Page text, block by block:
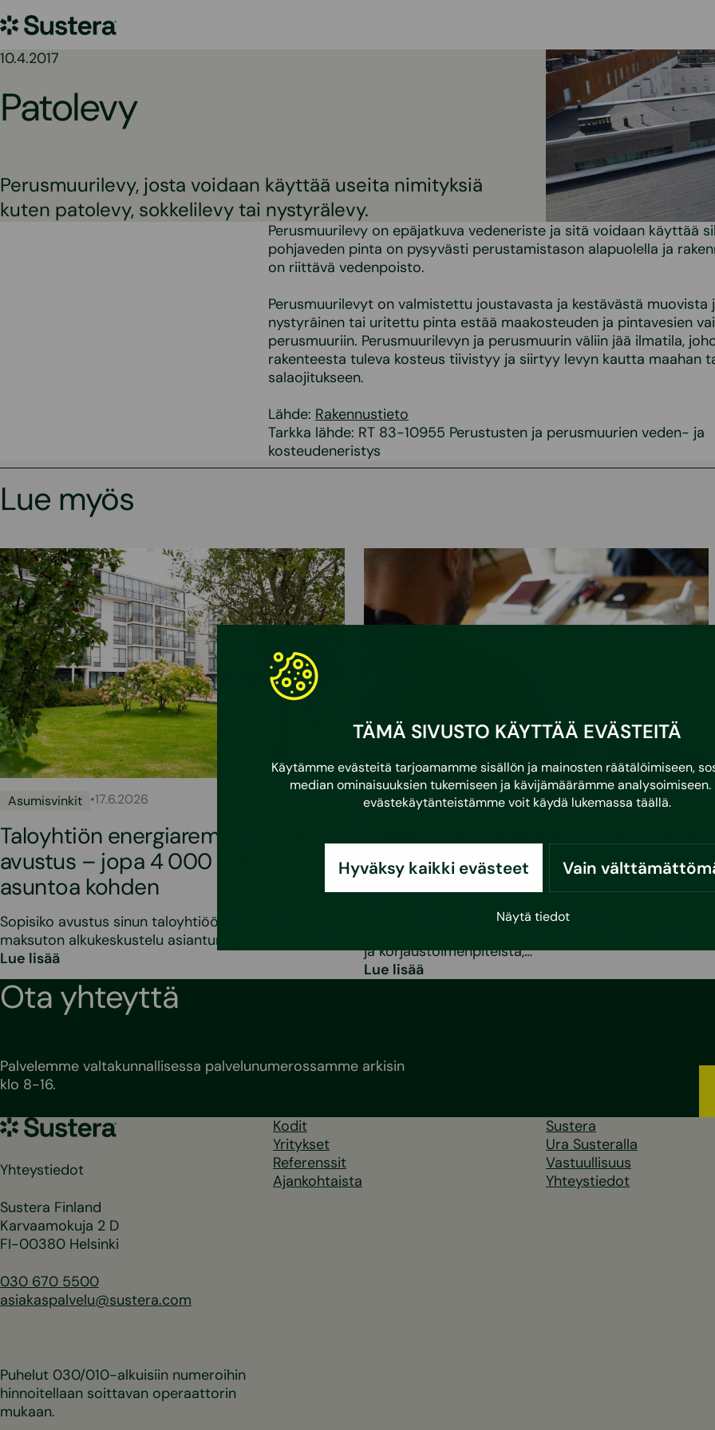
TÄMÄ SIVUSTO KÄYTTÄÄ EVÄSTEITÄ
Käytämme evästeitä tarjoamamme sisällön ja mainosten räätälöimiseen,
median ominaisuuksien tukemiseen ja kävijämäärämme analysoimiseen.
evästekäytänteistämme voit käydä lukemassa täällä.
Hyväksy kaikki evästeet Vain
Näytä tiedot
sisältöön
Sustera
10.4.2017
Patolevy
Perusmuurilevy, josta voidaan käyttää useita nimityksiä
kuten patolevy, sokkelilevy tai nystyrälevy.
Perusmuurilevy on epäjatkuva vedeneriste ja sitä voidaan käyttää
pohjaveden pinta on pysyvästi perustamistason alapuolella ja
on riittävä vedenpoisto.
Perusmuurilevyt on valmistettu joustavasta ja kestävästä muovista
nystyräinen tai uritettu pinta estää maakosteuden ja pintavesien
perusmuuriin. Perusmuurilevyn ja perusmuurin väliin jää ilmatila,
rakenteesta tuleva kosteus tiivistyy ja siirtyy levyn kautta maahan
salaojitukseen.
Lähde: Rakennustieto
Tarkka lähde: RT 83-10955 Perustusten ja perusmuurien veden- ja
kosteudeneristys
Lue myös
Asumisvinkit •17.6.2026
Taloyhtiön energiaremonttiin uusi
avustus – jopa 4 000 euroa
asuntoa kohden
Sopisiko avustus sinun taloyhtiöösi? Varaa
maksuton alkukeskustelu asiantuntijamme kanssa!
Lue lisää
Asumisvinkit •3.3.2026
Kunnossapitotarveselvitys ja usein
kysytyt kysymykset
Mikä on kunnossapitotarveselvitys?
Kunnossapitotarveselvityksellä tarkoitetaan
ja korjaustoimenpiteistä,…
Lue lisää
Ota yhteyttä
Palvelemme valtakunnallisessa palvelunumerossamme arkisin
klo 8-16.
Sustera
Yhteystiedot
Sustera Finland
Karvaamokuja 2 D
FI-00380 Helsinki
030 670 5500
asiakaspalvelu@sustera.com
Puhelut 030/010-alkuisiin numeroihin
hinnoitellaan soittavan operaattorin
mukaan.
Kodit
Yritykset
Referenssit
Ajankohtaista
Sustera
Ura Susteralla
Vastuullisuus
Yhteystiedot